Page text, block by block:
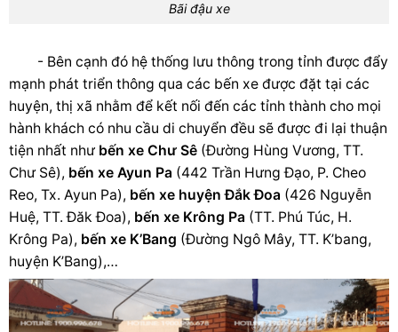
Bãi đậu xe
- Bên cạnh đó hệ thống lưu thông trong tỉnh được đẩy
mạnh phát triển thông qua các bến xe được đặt tại các
huyện, thị xã nhằm để kết nối đến các tỉnh thành cho mọi
hành khách có nhu cầu di chuyển đều sẽ được đi lại thuận
tiện nhất như bến xe Chư Sê (Đường Hùng Vương, TT.
Chư Sê), bến xe Ayun Pa (442 Trần Hưng Đạo, P. Cheo
Reo, Tx. Ayun Pa), bến xe huyện Đắk Đoa (426 Nguyễn
Huệ, TT. Đăk Đoa), bến xe Krông Pa (TT. Phú Túc, H.
Krông Pa), bến xe K’Bang (Đường Ngô Mây, TT. K’bang,
huyện K’Bang),…